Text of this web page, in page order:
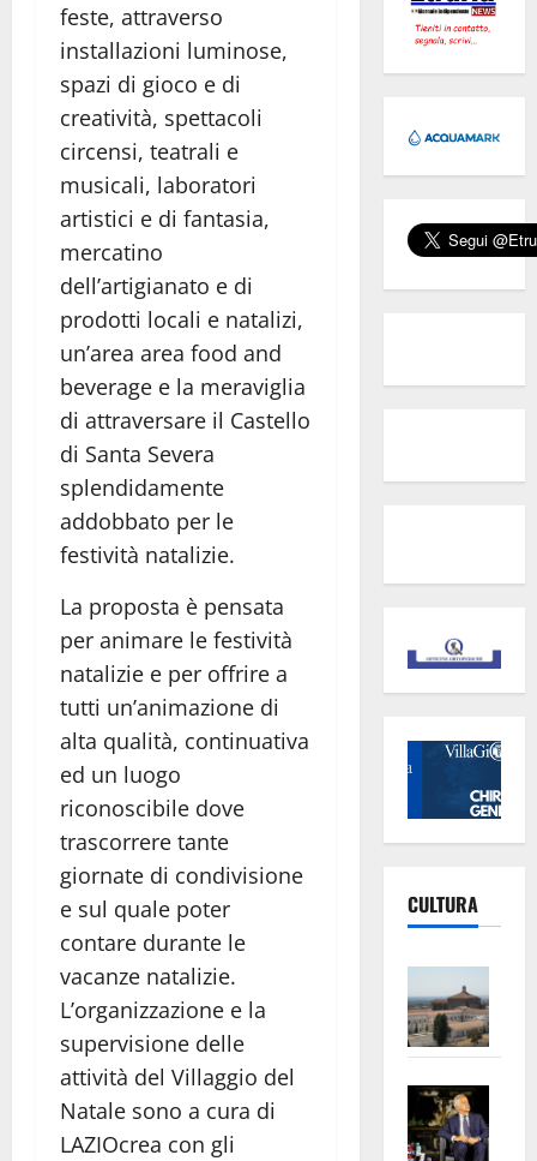
feste, attraverso
installazioni luminose,
spazi di gioco e di
creatività, spettacoli
circensi, teatrali e
musicali, laboratori
artistici e di fantasia,
mercatino
dell’artigianato e di
prodotti locali e natalizi,
un’area area food and
beverage e la meraviglia
di attraversare il Castello
di Santa Severa
splendidamente
addobbato per le
festività natalizie.
La proposta è pensata
per animare le festività
natalizie e per offrire a
tutti un’animazione di
alta qualità, continuativa
ed un luogo
riconoscibile dove
trascorrere tante
giornate di condivisione
e sul quale poter
contare durante le
vacanze natalizie.
L’organizzazione e la
supervisione delle
attività del Villaggio del
Natale sono a cura di
LAZIOcrea con gli
CULTURA